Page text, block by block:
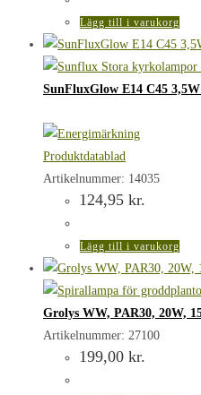
Lägg till i varukorg
SunFluxGlow E14 C45
Produktdatablad
Artikelnummer: 14035
124,95 kr.
Lägg till i varukorg
Grolys WW, PAR30, 20W,
Artikelnummer: 27100
199,00 kr.